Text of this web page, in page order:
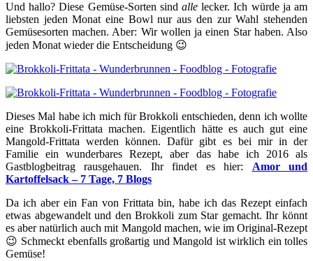
Und hallo? Diese Gemüse-Sorten sind alle lecker. Ich würde ja am
liebsten jeden Monat eine Bowl nur aus den zur Wahl stehenden
Gemüsesorten machen. Aber: Wir wollen ja einen Star haben. Also
jeden Monat wieder die Entscheidung 😉
Dieses Mal habe ich mich für Brokkoli entschieden, denn ich wollte
eine Brokkoli-Frittata machen. Eigentlich hätte es auch gut eine
Mangold-Frittata werden können. Dafür gibt es bei mir in der
Familie ein wunderbares Rezept, aber das habe ich 2016 als
Gastblogbeitrag rausgehauen. Ihr findet es hier: Amor und
Kartoffelsack – 7 Tage, 7 Blogs
Da ich aber ein Fan von Frittata bin, habe ich das Rezept einfach
etwas abgewandelt und den Brokkoli zum Star gemacht. Ihr könnt
es aber natürlich auch mit Mangold machen, wie im Original-Rezept
😉 Schmeckt ebenfalls großartig und Mangold ist wirklich ein tolles
Gemüse!